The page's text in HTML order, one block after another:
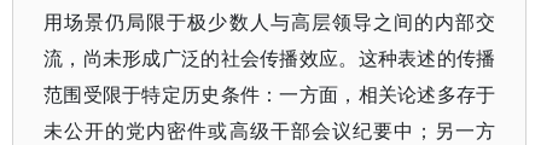
用场景仍局限于极少数人与高层领导之间的内部交
流，尚未形成广泛的社会传播效应。这种表述的传播
范围受限于特定历史条件：一方面，相关论述多存于
未公开的党内密件或高级干部会议纪要中；另一方